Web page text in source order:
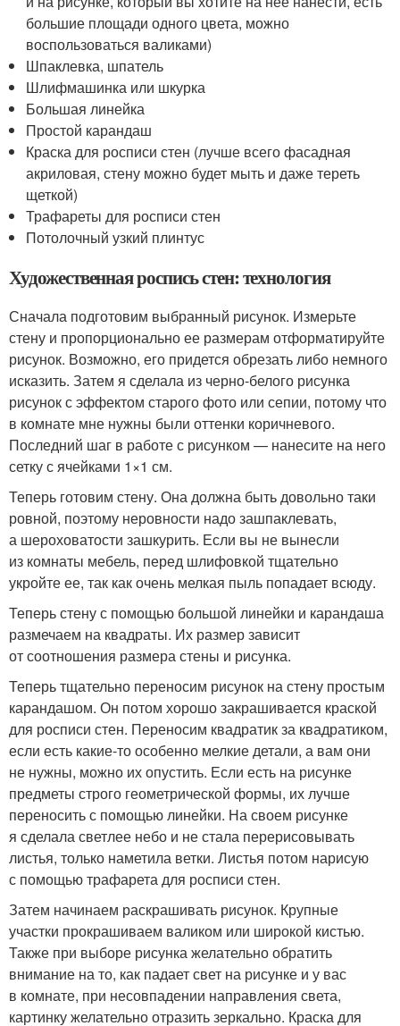
большие площади одного цвета, можно
воспользоваться валиками)
Шпаклевка, шпатель
Шлифмашинка или шкурка
Большая линейка
Простой карандаш
Краска для росписи стен (лучше всего фасадная
акриловая, стену можно будет мыть и даже тереть
щеткой)
Трафареты для росписи стен
Потолочный узкий плинтус
Художественная роспись стен: технология
Сначала подготовим выбранный рисунок. Измерьте
стену и пропорционально ее размерам отформатируйте
рисунок. Возможно, его придется обрезать либо немного
исказить. Затем я сделала из черно-белого рисунка
рисунок с эффектом старого фото или сепии, потому что
в комнате мне нужны были оттенки коричневого.
Последний шаг в работе с рисунком — нанесите на него
сетку с ячейками 1×1 см.
Теперь готовим стену. Она должна быть довольно таки
ровной, поэтому неровности надо зашпаклевать,
а шероховатости зашкурить. Если вы не вынесли
из комнаты мебель, перед шлифовкой тщательно
укройте ее, так как очень мелкая пыль попадает всюду.
Теперь стену с помощью большой линейки и карандаша
размечаем на квадраты. Их размер зависит
от соотношения размера стены и рисунка.
Теперь тщательно переносим рисунок на стену простым
карандашом. Он потом хорошо закрашивается краской
для росписи стен. Переносим квадратик за квадратиком,
если есть какие-то особенно мелкие детали, а вам они
не нужны, можно их опустить. Если есть на рисунке
предметы строго геометрической формы, их лучше
переносить с помощью линейки. На своем рисунке
я сделала светлее небо и не стала перерисовывать
листья, только наметила ветки. Листья потом нарисую
с помощью трафарета для росписи стен.
Затем начинаем раскрашивать рисунок. Крупные
участки прокрашиваем валиком или широкой кистью.
Также при выборе рисунка желательно обратить
внимание на то, как падает свет на рисунке и у вас
в комнате, при несовпадении направления света,
картинку желательно отразить зеркально. Краска для